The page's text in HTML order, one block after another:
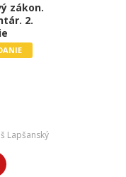
zákon.
2.
Lapšanský